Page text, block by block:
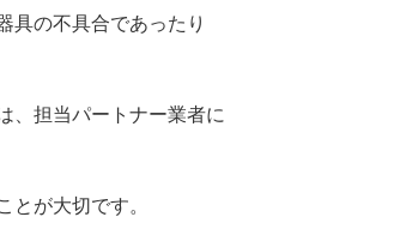
具の不具合であったり
、担当パートナー業者に
が大切です。